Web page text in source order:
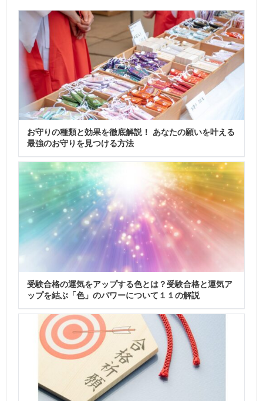
お守りの種類と効果を徹底解説！ あなたの願いを叶える
最強のお守りを見つける方法
受験合格の運気をアップする色とは？受験合格と運気ア
ップを結ぶ「色」のパワーについて１１の解説